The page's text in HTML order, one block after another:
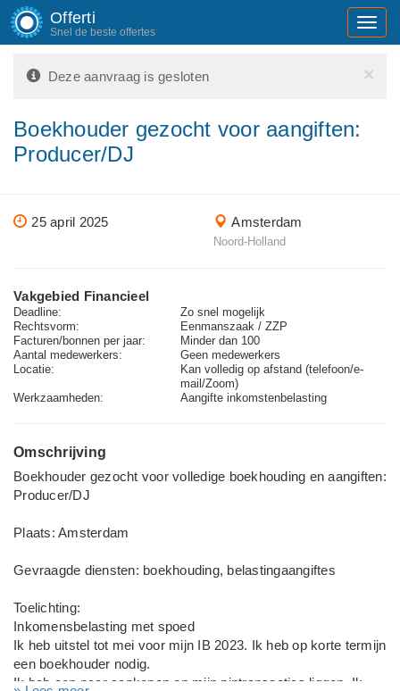
Offerti
Snel de beste offertes
×
Deze aanvraag is gesloten
Boekhouder gezocht voor aangiften:
Producer/DJ
25 april 2025 Amsterdam
Noord-Holland
Vakgebied Financieel
Deadline:
Zo snel mogelijk
Rechtsvorm:
Eenmanszaak / ZZP
Facturen/bonnen per jaar:
Minder dan 100
Aantal medewerkers:
Geen medewerkers
Locatie:
Kan volledig op afstand (telefoon/e-
mail/Zoom)
Werkzaamheden:
Aangifte inkomstenbelasting
Omschrijving
Boekhouder gezocht voor volledige boekhouding en aangiften:
Producer/DJ
Plaats: Amsterdam
Gevraagde diensten: boekhouding, belastingaangiftes
Toelichting:
Inkomensbelasting met spoed
Ik heb uitstel tot mei voor mijn IB 2023. Ik heb op korte termijn
een boekhouder nodig.
Ik heb een paar aankopen en mijn pintransacties liggen. Ik